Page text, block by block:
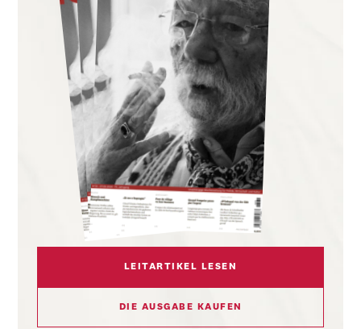
LEITARTIKEL LESEN
DIE AUSGABE KAUFEN